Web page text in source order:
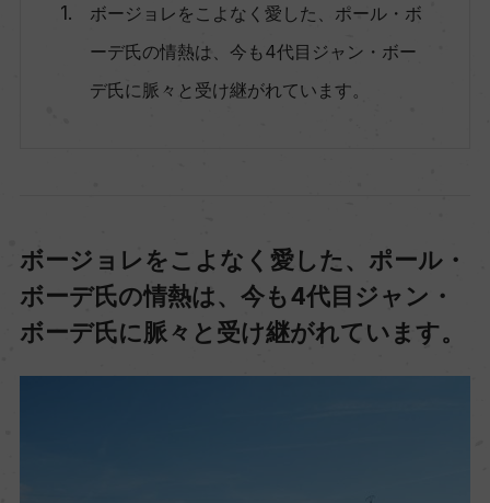
ボージョレをこよなく愛した、ポール・ボ
ーデ氏の情熱は、今も4代目ジャン・ボー
デ氏に脈々と受け継がれています。
ボージョレをこよなく愛した、ポール・
ボーデ氏の情熱は、今も4代目ジャン・
ボーデ氏に脈々と受け継がれています。